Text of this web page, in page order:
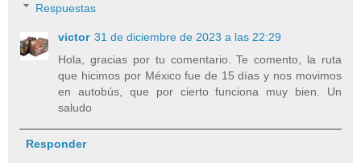
Respuestas
victor 31 de diciembre de 2023 a las 22:29
Hola, gracias por tu comentario. Te comento, la ruta
que hicimos por México fue de 15 días y nos movimos
en autobús, que por cierto funciona muy bien. Un
saludo
Responder